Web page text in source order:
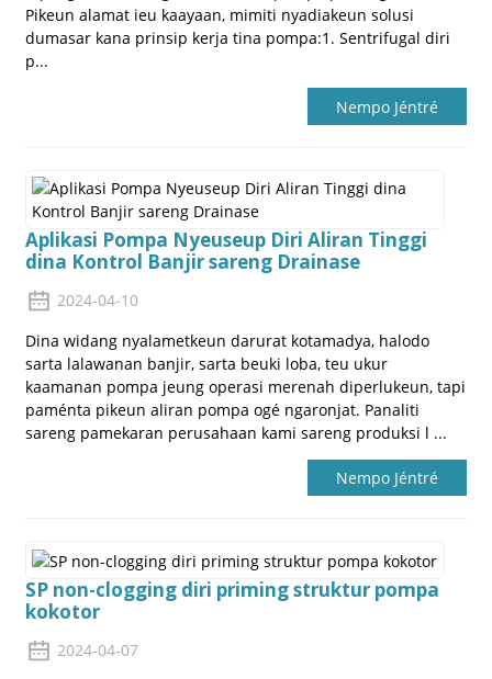
Pikeun alamat ieu kaayaan, mimiti nyadiakeun solusi
dumasar kana prinsip kerja tina pompa:1. Sentrifugal diri
p...
Nempo Jéntré
Aplikasi Pompa Nyeuseup Diri Aliran Tinggi
dina Kontrol Banjir sareng Drainase
2024-04-10
Dina widang nyalametkeun darurat kotamadya, halodo
sarta lalawanan banjir, sarta beuki loba, teu ukur
kaamanan pompa jeung operasi merenah diperlukeun, tapi
paménta pikeun aliran pompa ogé ngaronjat. Panaliti
sareng pamekaran perusahaan kami sareng produksi l ...
Nempo Jéntré
SP non-clogging diri priming struktur pompa
kokotor
2024-04-07